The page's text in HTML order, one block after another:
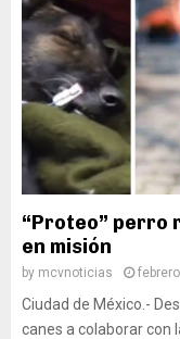
“Proteo” perro
en misión
by mcvnoticias
Ciudad de México.-
canes a colaborar con